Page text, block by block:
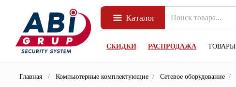
Каталог
СКИДКИ РАСПРОДАЖА ТОВАРЫ
Главная / Компьютерные комплектующие / Сетевое оборудование /